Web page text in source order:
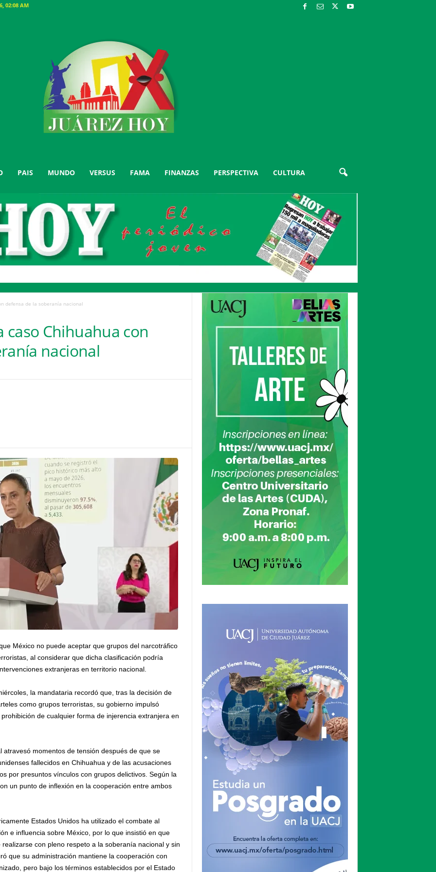
02:08 AM
PAIS MUNDO VERSUS FAMA FINANZAS PERSPECTIVA CULTURA
defensa de la soberanía nacional
Chihuahua con
nacional
México no puede aceptar que grupos del narcotráfico
al considerar que dicha clasificación podría
extranjeras en territorio nacional.
la mandataria recordó que, tras la decisión de
como grupos terroristas, su gobierno impulsó
de cualquier forma de injerencia extranjera en
momentos de tensión después de que se
fallecidos en Chihuahua y de las acusaciones
por presuntos vínculos con grupos delictivos. Según la
un punto de inflexión en la cooperación entre ambos
Estados Unidos ha utilizado el combate al
e influencia sobre México, por lo que insistió en que
con pleno respeto a la soberanía nacional y sin
que su administración mantiene la cooperación con
pero bajo los términos establecidos por el Estado